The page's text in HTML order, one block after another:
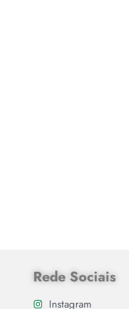
Rede Sociais
Instagram